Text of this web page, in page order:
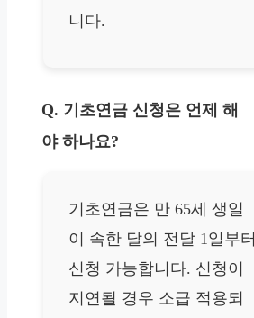
니다.
Q. 기초연금 신청은 언제 해
야 하나요?
기초연금은 만 65세 생일
이 속한 달의 전달 1일부터
신청 가능합니다. 신청이
지연될 경우 소급 적용되